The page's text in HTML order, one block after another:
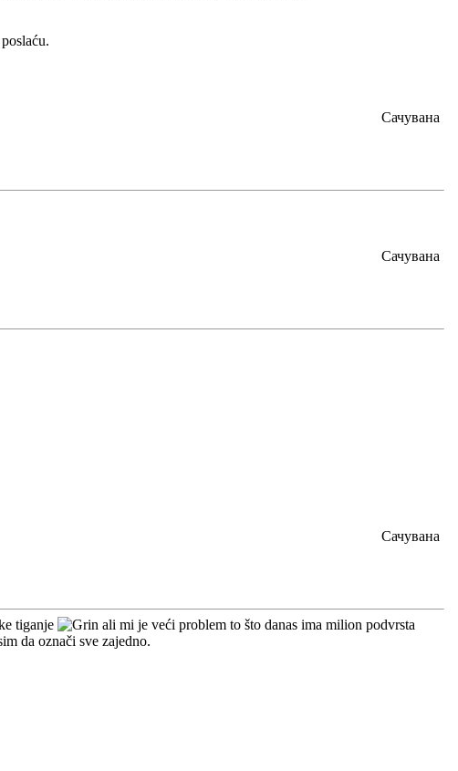
Сачувана
Сачувана
Сачувана
tiganje
ali mi je veći problem to što danas ima milion podvrsta
da označi sve zajedno.